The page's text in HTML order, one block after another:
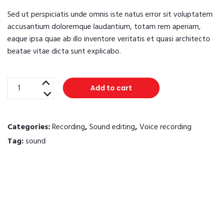
Sed ut perspiciatis unde omnis iste natus error sit voluptatem
accusantium doloremque laudantium, totam rem aperiam,
eaque ipsa quae ab illo inventore veritatis et quasi architecto
beatae vitae dicta sunt explicabo.
Studio
Wireless
Add to cart
Categories:Recording,Sound editing,Voice recording
Tag:sound